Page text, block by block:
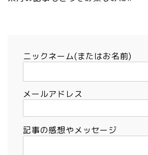
ニックネーム(またはお名前)
メールアドレス
記事の感想やメッセージ